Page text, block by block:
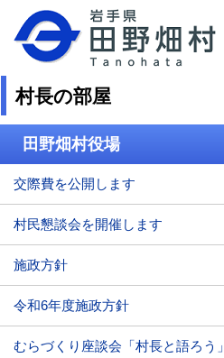
村長の部屋
田野畑村役場
交際費を公開します
村民懇談会を開催します
施政方針
令和6年度施政方針
むらづくり座談会「村長と語ろう」